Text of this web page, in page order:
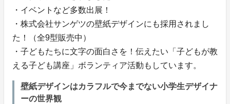
・イベントなど多数出展！
・株式会社サンゲツの壁紙デザインにも採用されまし
た！（全9型販売中）
・子どもたちに文字の面白さを！伝えたい「子どもが教
える子ども講座」ボランティア活動もしています。
壁紙デザインはカラフルで今までない小学生デザイナ
ーの世界観